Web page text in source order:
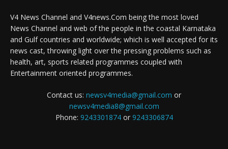
V4 News Channel and V4news.Com being the most loved
News Channel and web of the people in the coastal Karnataka
and Gulf countries and worldwide; which is well accepted for its
news cast, throwing light over the pressing problems such as
health, art, sports related programmes coupled with
Entertainment oriented programmes.
Contact us: newsv4media@gmail.com or
newsv4media8@gmail.com
Phone: 9243301874or 9243306874